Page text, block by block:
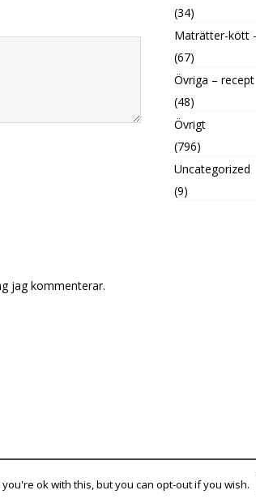
jag kommenterar.
(34)
Maträtter-kött
(67)
Övriga – recept
(48)
Övrigt
(796)
Uncategorized
(9)
ok with this, but you can opt-out if you wish.